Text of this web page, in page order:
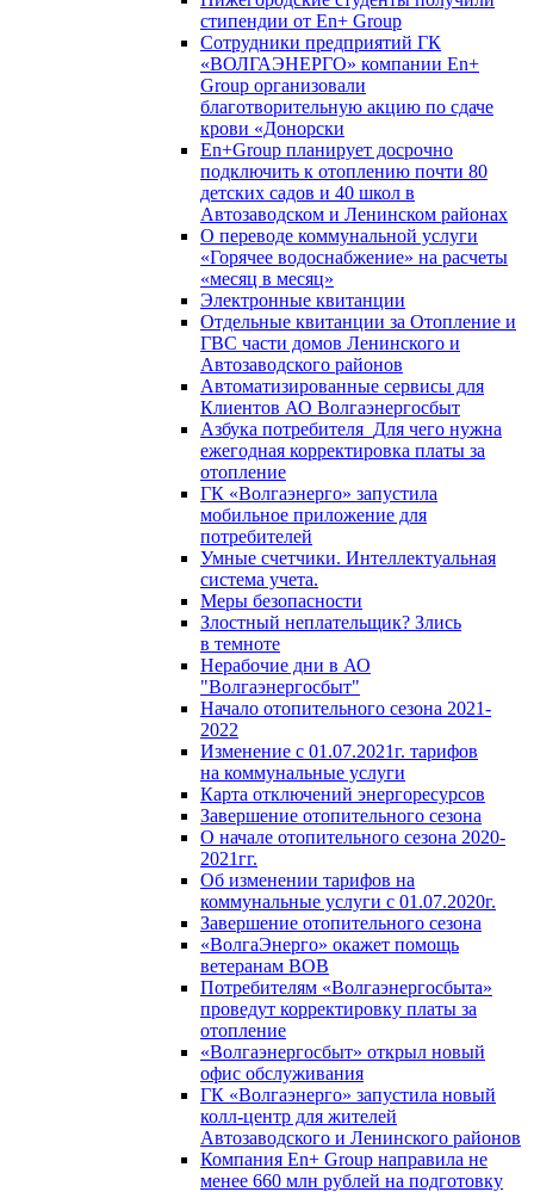
стипендии от En+ Group
Сотрудники предприятий ГК
«ВОЛГАЭНЕРГО» компании En+
Group организовали
благотворительную акцию по сдаче
крови «Донорски
En+Group планирует досрочно
подключить к отоплению почти 80
детских садов и 40 школ в
Автозаводском и Ленинском районах
О переводе коммунальной услуги
«Горячее водоснабжение» на расчеты
«месяц в месяц»
Электронные квитанции
Отдельные квитанции за Отопление и
ГВС части домов Ленинского и
Автозаводского районов
Автоматизированные сервисы для
Клиентов АО Волгаэнергосбыт
Азбука потребителя_Для чего нужна
ежегодная корректировка платы за
отопление
ГК «Волгаэнерго» запустила
мобильное приложение для
потребителей
Умные счетчики. Интеллектуальная
система учета.
Меры безопасности
Злостный неплательщик? Злись
в темноте
Нерабочие дни в АО
"Волгаэнергосбыт"
Начало отопительного сезона 2021-
2022
Изменение с 01.07.2021г. тарифов
на коммунальные услуги
Карта отключений энергоресурсов
Завершение отопительного сезона
О начале отопительного сезона 2020-
2021гг.
Об изменении тарифов на
коммунальные услуги с 01.07.2020г.
Завершение отопительного сезона
«ВолгаЭнерго» окажет помощь
ветеранам ВОВ
Потребителям «Волгаэнергосбыта»
проведут корректировку платы за
отопление
«Волгаэнергосбыт» открыл новый
офис обслуживания
ГК «Волгаэнерго» запустила новый
колл-центр для жителей
Автозаводского и Ленинского районов
Компания En+ Group направила не
менее 660 млн рублей на подготовку